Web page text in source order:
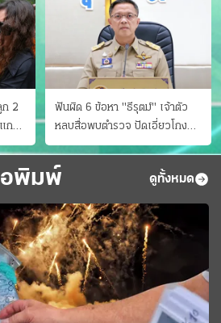
ก 2
กน
ฟันผิด 6 ข้อหา "ธีรุตม์" เจ้าตัว
หลบสื่อพบตำรวจ ปัดเอี่ยวโกง
สอบท้องถิ่น จ่อบี้รํ่ารวยมากปกติ
พิมพ์ ดูทั้งหมด